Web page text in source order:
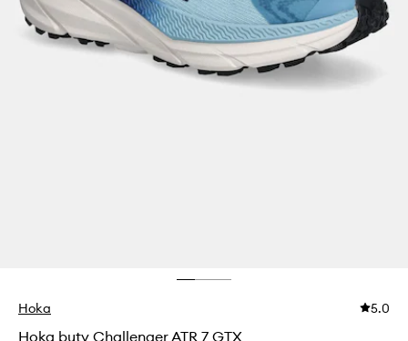
Hoka 5.0
Hoka buty Challenger ATR 7 GTX